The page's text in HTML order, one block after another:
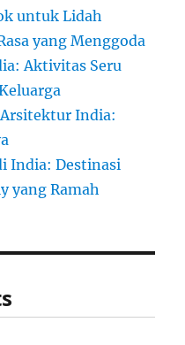
untuk Lidah
yang Menggoda
Aktivitas Seru
India:
India: Destinasi
yang Ramah